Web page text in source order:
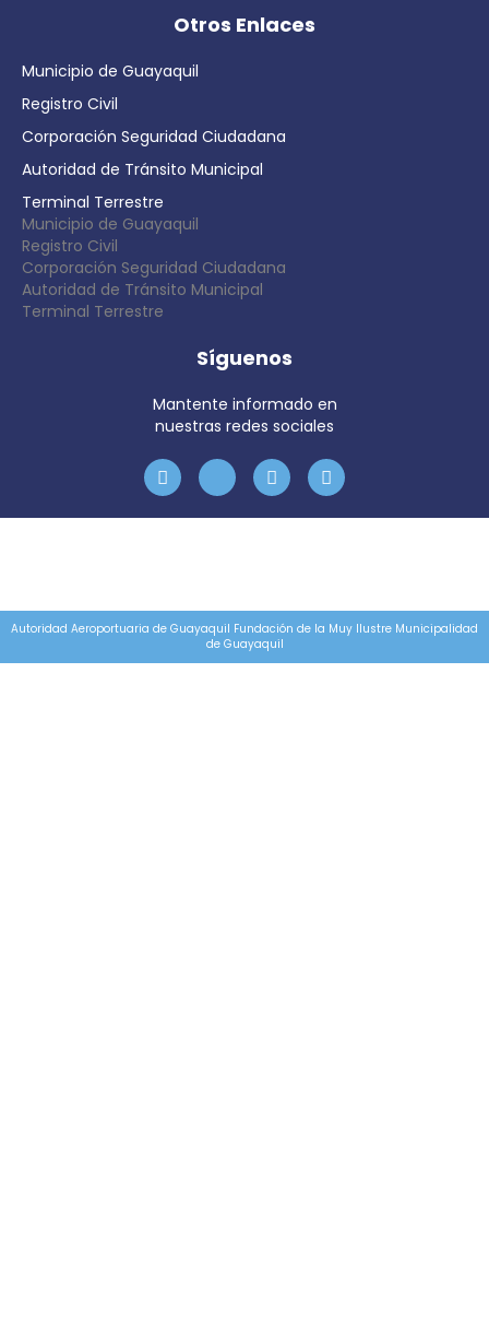
Otros Enlaces
Municipio de Guayaquil
Registro Civil
Corporación Seguridad Ciudadana
Autoridad de Tránsito Municipal
Terminal Terrestre
Municipio de Guayaquil
Registro Civil
Corporación Seguridad Ciudadana
Autoridad de Tránsito Municipal
Terminal Terrestre
Síguenos
Mantente informado en
nuestras redes sociales
Autoridad Aeroportuaria de Guayaquil Fundación de la Muy Ilustre Municipalidad
de Guayaquil